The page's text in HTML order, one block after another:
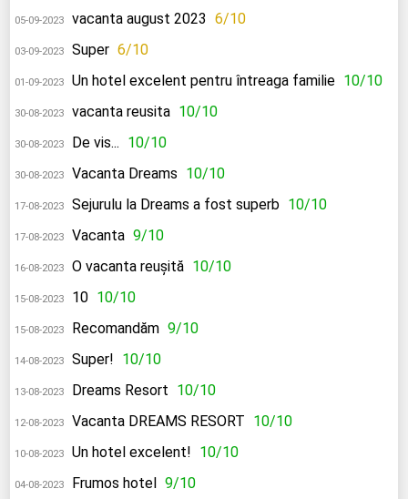
05-09-2023 vacanta august 2023 6/10
03-09-2023 Super 6/10
01-09-2023 Un hotel excelent pentru întreaga familie 10/10
30-08-2023 vacanta reusita 10/10
30-08-2023 De vis... 10/10
30-08-2023 Vacanta Dreams 10/10
17-08-2023 Sejurulu la Dreams a fost superb 10/10
17-08-2023 Vacanta 9/10
16-08-2023 O vacanta reușită 10/10
15-08-2023 10 10/10
15-08-2023 Recomandăm 9/10
14-08-2023 Super! 10/10
13-08-2023 Dreams Resort 10/10
12-08-2023 Vacanta DREAMS RESORT 10/10
10-08-2023 Un hotel excelent! 10/10
04-08-2023 Frumos hotel 9/10